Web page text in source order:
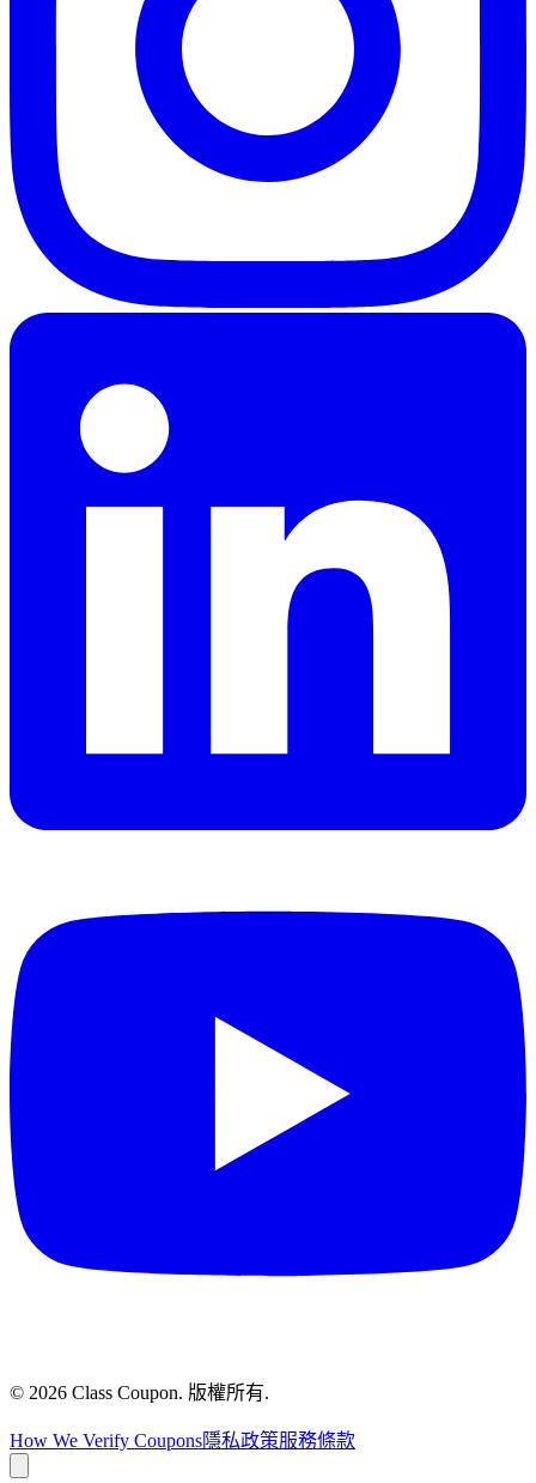
© 2026 Class Coupon. 版權所有.
How We Verify Coupons隱私政策服務條款